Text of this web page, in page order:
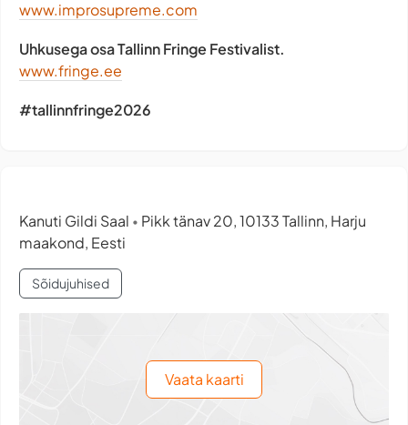
www.improsupreme.com
Uhkusega osa Tallinn Fringe Festivalist.
www.fringe.ee
#tallinnfringe2026
Kanuti Gildi Saal • Pikk tänav 20, 10133 Tallinn, Harju
maakond, Eesti
Sõidujuhised
Vaata kaarti